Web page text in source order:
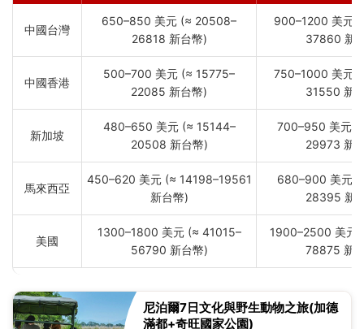
中國台灣
650–850 美元 (≈ 20508–
26818 新台幣)
900–1200 美元
37860 新
中國香港
500–700 美元 (≈ 15775–
22085 新台幣)
750–1000 美元
31550 新
新加坡
480–650 美元 (≈ 15144–
20508 新台幣)
700–950 美元
29973 新
馬來西亞
450–620 美元 (≈ 14198–19561
新台幣)
680–900 美元
28395 新
美國
1300–1800 美元 (≈ 41015–
56790 新台幣)
1900–2500 美元
78875 新
尼泊爾7日文化與野生動物之旅(加德
滿都+奇旺國家公園)